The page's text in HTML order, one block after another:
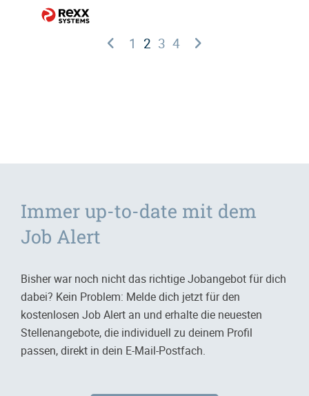
1 2 3 4
Immer up-to-date mit dem
Job Alert
Bisher war noch nicht das richtige Jobangebot für dich
dabei? Kein Problem: Melde dich jetzt für den
kostenlosen Job Alert an und erhalte die neuesten
Stellenangebote, die individuell zu deinem Profil
passen, direkt in dein E-Mail-Postfach.